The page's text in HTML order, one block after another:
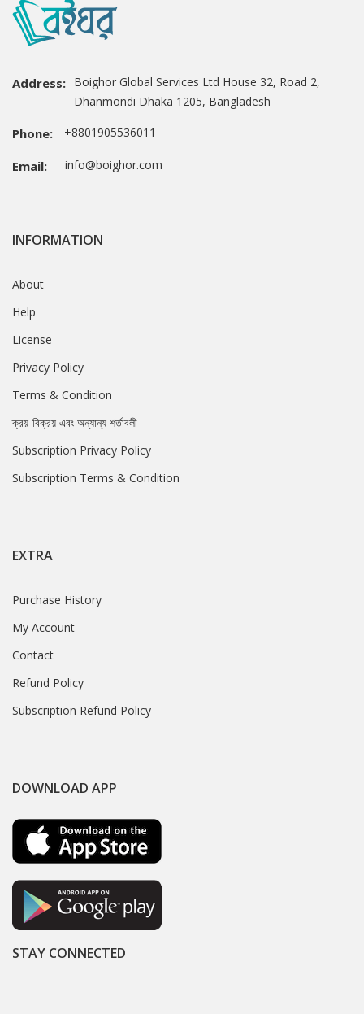
Address: Boighor Global Services Ltd House 32, Road 2,
Dhanmondi Dhaka 1205, Bangladesh
Phone: +8801905536011
Email: info@boighor.com
INFORMATION
About
Help
License
Privacy Policy
Terms & Condition
ক্রয়-বিক্রয় এবং অন্যান্য শর্তাবলী
Subscription Privacy Policy
Subscription Terms & Condition
EXTRA
Purchase History
My Account
Contact
Refund Policy
Subscription Refund Policy
DOWNLOAD APP
STAY CONNECTED